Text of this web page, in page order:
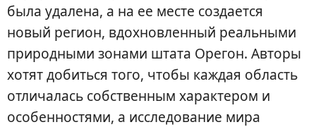
была удалена, а на ее месте создается
новый регион, вдохновленный реальными
природными зонами штата Орегон. Авторы
хотят добиться того, чтобы каждая область
отличалась собственным характером и
особенностями, а исследование мира